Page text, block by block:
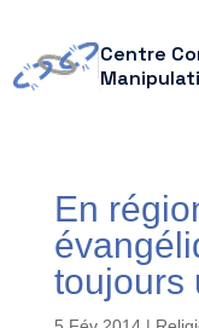
Centre
En
toujours